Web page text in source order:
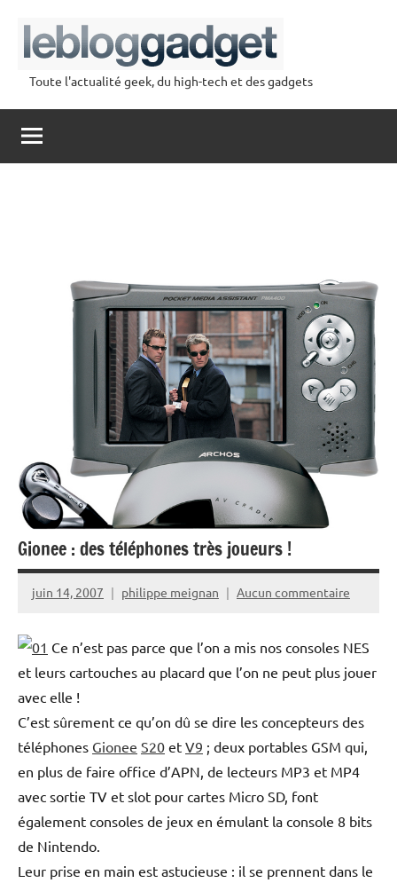
contenu
lebloggadget
Toute l'actualité geek, du high-tech et des gadgets
Gionee : des téléphones très joueurs !
juin 14, 2007 philippe meignan Aucun commentaire
Ce n’est pas parce que l’on a mis nos consoles NES
et leurs cartouches au placard que l’on ne peut plus jouer
avec elle !
C’est sûrement ce qu’on dû se dire les concepteurs des
téléphones Gionee S20 et V9 ; deux portables GSM qui,
en plus de faire office d’APN, de lecteurs MP3 et MP4
avec sortie TV et slot pour cartes Micro SD, font
également consoles de jeux en émulant la console 8 bits
de Nintendo.
Leur prise en main est astucieuse : il se prennent dans le